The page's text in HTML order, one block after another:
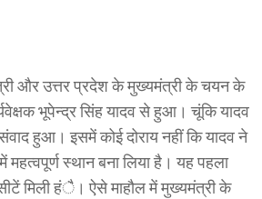
और उत्तर प्रदेश के मुख्यमंत्री के चयन के
भूपेन्द्र सिंह यादव से हुआ। चूंकि यादव
हुआ। इसमें कोई दोराय नहीं कि यादव ने
महत्वपूर्ण स्थान बना लिया है। यह पहला
मिली हंै। ऐसे माहौल में मुख्यमंत्री के